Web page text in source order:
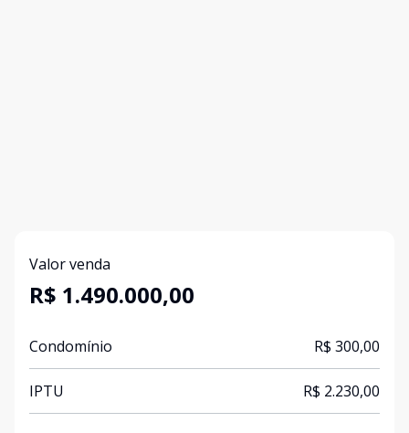
Valor venda
R$ 1.490.000,00
Condomínio R$ 300,00
IPTU R$ 2.230,00